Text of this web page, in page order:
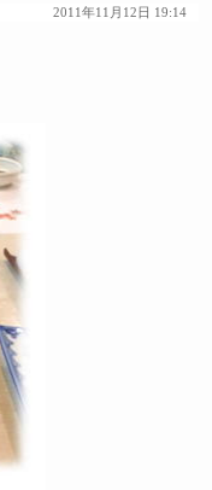
2011年11月12日 19:14